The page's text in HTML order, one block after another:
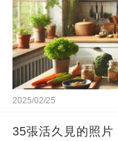
2025/02/25
35張活久見的照片